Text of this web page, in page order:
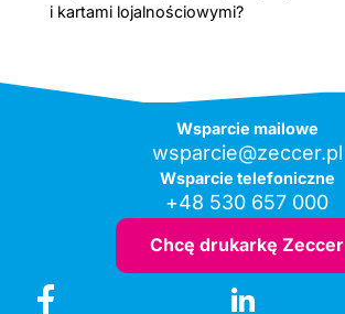
i kartami lojalnościowymi?
Wsparcie mailowe
wsparcie@zeccer.pl
Wsparcie telefoniczne
+48 530 657 000
Chcę drukarkę Zeccer